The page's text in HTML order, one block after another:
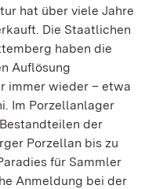
hat über viele Jahre
Die Staatlichen
haben die
Auflösung
immer wieder – etwa
Im Porzellanlager
der
Porzellan bis zu
für Sammler
Anmeldung bei der